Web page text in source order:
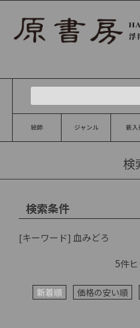
絵師 ジャンル 新入
検
検索条件
[キーワード] 血みどろ
5件ヒ
新着順 価格の安い順